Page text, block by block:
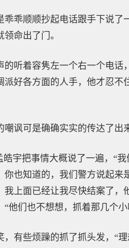
乖乖顺顺抄起电话跟手下说
命出了门。
的听着容隽左一个右一个电
好各方面的人手，他才忍不
讽可是确确实实的传达了出
宇把事情大概说了一遍，“我
你也知道的，我们警方说起
上面已经让我尽快结案了
他们也不想想，抓着那几个
，有些烦躁的抓了抓头发，“